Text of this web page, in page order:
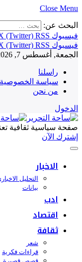
Close Menu
البحث عن:
فيسبوك
X (Twitter) RSS
فيسبوك
X (Twitter) RSS
الجمعة, أغسطس 7, 2026
راسلنا
سياسة الخصوصية
من نحن
الدخول
صفحة سياسية ثقافية
إشترك الآن
الاخبار
التحليل الاخباري
بيانات
ادب
اقتصاد
ثقافة
شعر
قراءات فكرية